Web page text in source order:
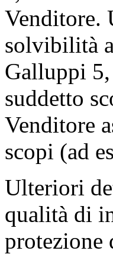
Venditore.
solvibilità
Galluppi
suddetto
Venditore
scopi (ad
Ulteriori
qualità di
protezione